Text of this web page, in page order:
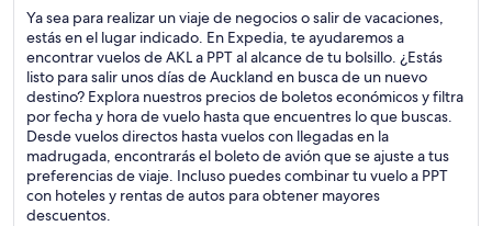
Ya sea para realizar un viaje de negocios o salir de vacaciones,
estás en el lugar indicado. En Expedia, te ayudaremos a
encontrar vuelos de AKL a PPT al alcance de tu bolsillo. ¿Estás
listo para salir unos días de Auckland en busca de un nuevo
destino? Explora nuestros precios de boletos económicos y filtra
por fecha y hora de vuelo hasta que encuentres lo que buscas.
Desde vuelos directos hasta vuelos con llegadas en la
madrugada, encontrarás el boleto de avión que se ajuste a tus
preferencias de viaje. Incluso puedes combinar tu vuelo a PPT
con hoteles y rentas de autos para obtener mayores
descuentos.